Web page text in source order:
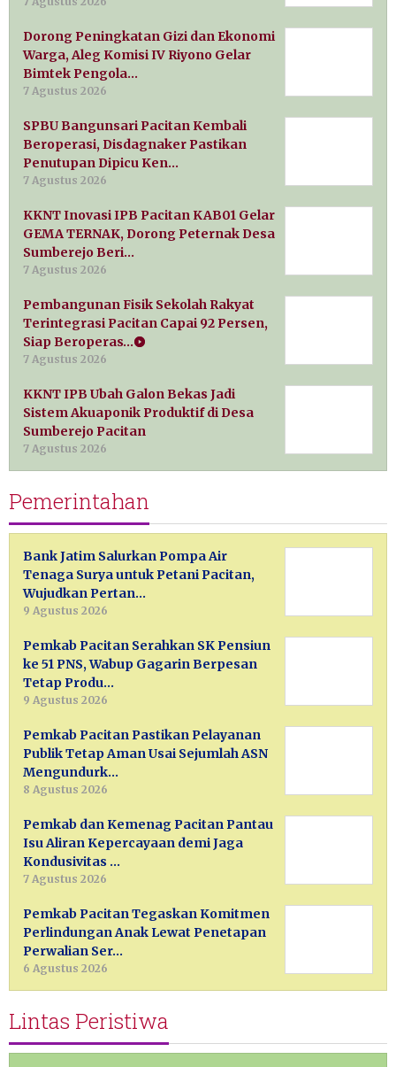
Dorong Peningkatan Gizi dan Ekonomi
Warga, Aleg Komisi IV Riyono Gelar
Bimtek Pengola…
7 Agustus 2026
SPBU Bangunsari Pacitan Kembali
Beroperasi, Disdagnaker Pastikan
Penutupan Dipicu Ken…
7 Agustus 2026
KKNT Inovasi IPB Pacitan KAB01 Gelar
GEMA TERNAK, Dorong Peternak Desa
Sumberejo Beri…
7 Agustus 2026
Pembangunan Fisik Sekolah Rakyat
Terintegrasi Pacitan Capai 92 Persen,
Siap Beroperas…
7 Agustus 2026
KKNT IPB Ubah Galon Bekas Jadi
Sistem Akuaponik Produktif di Desa
Sumberejo Pacitan
7 Agustus 2026
Pemerintahan
Bank Jatim Salurkan Pompa Air
Tenaga Surya untuk Petani Pacitan,
Wujudkan Pertan…
9 Agustus 2026
Pemkab Pacitan Serahkan SK Pensiun
ke 51 PNS, Wabup Gagarin Berpesan
Tetap Produ…
9 Agustus 2026
Pemkab Pacitan Pastikan Pelayanan
Publik Tetap Aman Usai Sejumlah ASN
Mengundurk…
8 Agustus 2026
Pemkab dan Kemenag Pacitan Pantau
Isu Aliran Kepercayaan demi Jaga
Kondusivitas …
7 Agustus 2026
Pemkab Pacitan Tegaskan Komitmen
Perlindungan Anak Lewat Penetapan
Perwalian Ser…
6 Agustus 2026
Lintas Peristiwa